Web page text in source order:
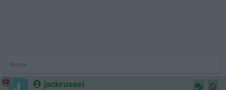
Beppe
12 jackrussel